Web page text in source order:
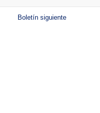
Boletín siguiente